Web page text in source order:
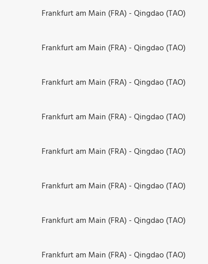
Frankfurt am Main (FRA) - Qingdao (TAO)
Frankfurt am Main (FRA) - Qingdao (TAO)
Frankfurt am Main (FRA) - Qingdao (TAO)
Frankfurt am Main (FRA) - Qingdao (TAO)
Frankfurt am Main (FRA) - Qingdao (TAO)
Frankfurt am Main (FRA) - Qingdao (TAO)
Frankfurt am Main (FRA) - Qingdao (TAO)
Frankfurt am Main (FRA) - Qingdao (TAO)